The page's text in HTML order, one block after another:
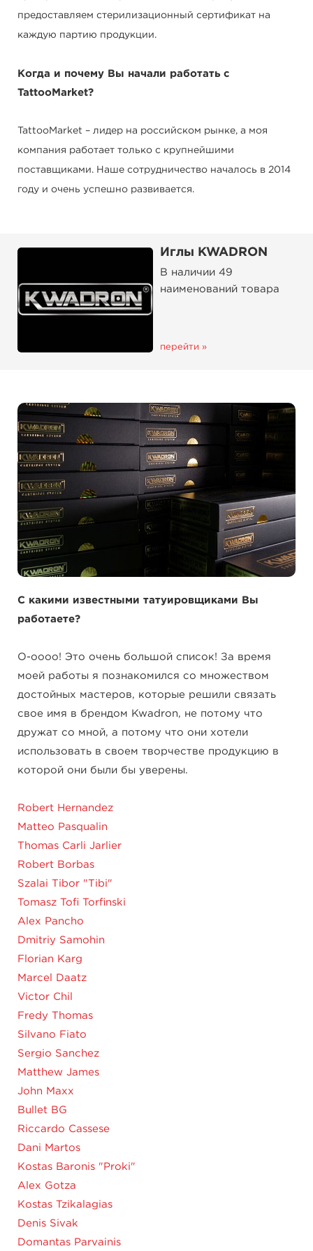
предоставляем стерилизационный сертификат на
каждую партию продукции.
Когда и почему Вы начали работать с
TattooMarket?
TattooMarket – лидер на российском рынке, а моя
компания работает только с крупнейшими
поставщиками. Наше сотрудничество началось в 2014
году и очень успешно развивается.
Иглы KWADRON
В наличии 49
наименований товара
перейти »
С какими известными татуировщиками Вы
работаете?
О-оооо! Это очень большой список! За время
моей работы я познакомился со множеством
достойных мастеров, которые решили связать
свое имя в брендом Kwadron, не потому что
дружат со мной, а потому что они хотели
использовать в своем творчестве продукцию в
которой они были бы уверены.
Robert Hernandez
Matteo Pasqualin
Thomas Carli Jarlier
Robert Borbas
Szalai Tibor "Tibi"
Tomasz Tofi Torfinski
Alex Pancho
Dmitriy Samohin
Florian Karg
Marcel Daatz
Victor Chil
Fredy Thomas
Silvano Fiato
Sergio Sanchez
Matthew James
John Maxx
Bullet BG
Riccardo Cassese
Dani Martos
Kostas Baronis "Proki"
Alex Gotza
Kostas Tzikalagias
Denis Sivak
Domantas Parvainis